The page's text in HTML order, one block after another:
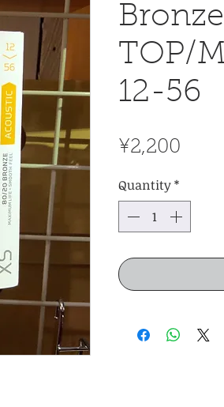
TOP/
12-56
¥2,200
Quantity*